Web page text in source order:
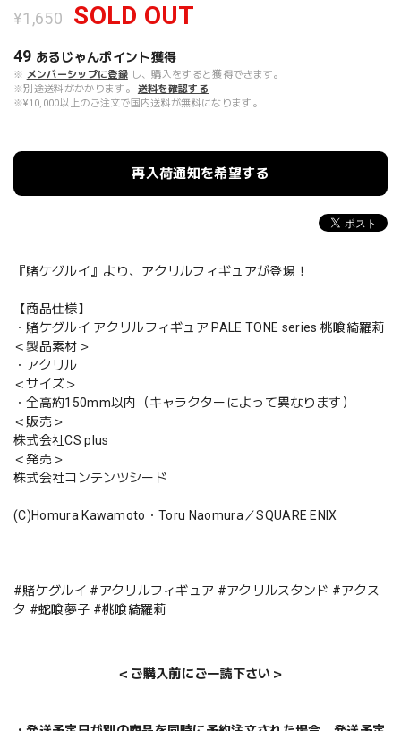
¥1,650 SOLD OUT
49 あるじゃんポイント獲得
※ メンバーシップに登録 し、購入をすると獲得できます。
※別途送料がかかります。
送料を確認する
※¥10,000以上のご注文で国内送料が無料になります。
再入荷通知を希望する
『賭ケグルイ』より、アクリルフィギュアが登場！
【商品仕様】
・賭ケグルイ アクリルフィギュア PALE TONE series 桃喰綺羅莉
＜製品素材＞
・アクリル
＜サイズ＞
・全高約150mm以内（キャラクターによって異なります）
＜販売＞
株式会社CS plus
＜発売＞
株式会社コンテンツシード
(C)Homura Kawamoto・Toru Naomura／SQUARE ENIX
#賭ケグルイ #アクリルフィギュア #アクリルスタンド #アクス
タ #蛇喰夢子 #桃喰綺羅莉
＜ご購入前にご一読下さい＞